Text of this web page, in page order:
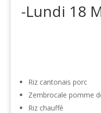
-Lundi 18
Riz cantonais porc
Zembrocale pomme
Riz chauffé